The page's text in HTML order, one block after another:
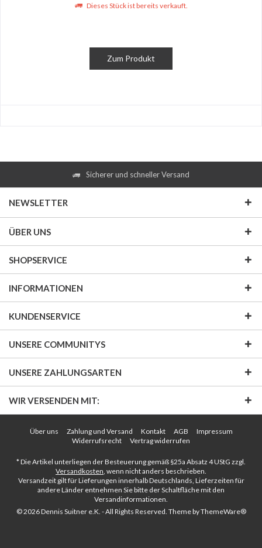
Dieses Stück ist bereits verkauft.
Zum Produkt
Sicherer und schneller Versand
NEWSLETTER
ÜBER UNS
SHOPSERVICE
INFORMATIONEN
KUNDENSERVICE
UNSERE COMMUNITYS
UNSERE ZAHLUNGSARTEN
WIR VERSENDEN MIT:
Über uns Zahlung und Versand Kontakt AGB
Impressum
Widerrufsrecht
Vertrag widerrufen
* Die Artikel unterliegen der Besteuerung gemäß §25a Absatz 4 UStG zzgl.
Versandkosten, wenn nicht anders beschrieben.
Versandzeit gilt für Lieferungen innerhalb Deutschlands, Lieferzeiten für
andere Länder entnehmen Sie bitte der Schaltfläche mit den
Versandinformationen.
© 2026 Dennis Suitner e.K. - All Rights Reserved. Theme byThemeWare®